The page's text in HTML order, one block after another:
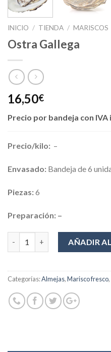
INICIO / TIENDA / MARISCOS
Ostra Gallega
16,50€
Precio por bandeja con IVA
Precio/kilo: –
Envasado: Bandeja de 6
Piezas:6
Preparación: –
AÑADIR
Categorías:Almejas,Marisco fresco,